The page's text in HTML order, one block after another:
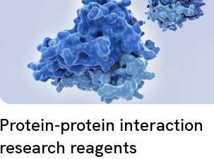
Protein-protein interaction
research reagents